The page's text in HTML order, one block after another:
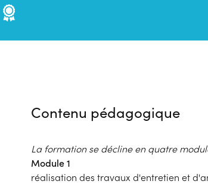
Contenu pédagogique
La formation se décline en quatre
Module 1
réalisation des travaux d'entretien et